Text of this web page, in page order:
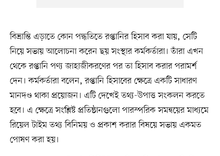
বিভ্রান্তি এড়াতে কোন পদ্ধতিতে রপ্তানির হিসাব করা যায়, সেটি
নিয়ে সভায় আলোচনা করেন ছয় সংস্থার কর্মকর্তারা। তাঁরা এখন
থেকে রপ্তানি পণ্য জাহাজীকরণের পর তা হিসাব করার পরামর্শ
দেন। কর্মকর্তারা বলেন, রপ্তানি হিসাবের ক্ষেত্রে একটি সাধারণ
মানদণ্ড থাকা প্রয়োজন। এটি দেখেই তথ্য-উপাত্ত সংকলন করতে
হবে। এ ক্ষেত্রে সংশ্লিষ্ট প্রতিষ্ঠানগুলো পারস্পরিক সমন্বয়ের মাধ্যমে
রিয়েল টাইম তথ্য বিনিময় ও প্রকাশ করার বিষয়ে সভায় একমত
পোষণ করা হয়।